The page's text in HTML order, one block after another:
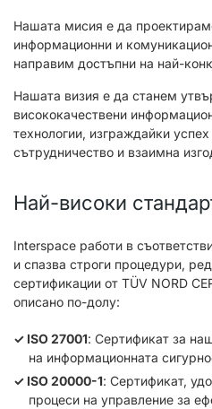
Нашата мисия е да
информационни и
направим достъпни на най-
Нашата визия е да станем
висококачествени
технологии, изграждайки
сътрудничество и взаимна
Най-високи
Interspace работи в
и спазва строги процедури,
сертификации от TÜV NORD
описано по-долу:
ISO 27001: Сертификат за
на информационната
ISO 20000-1: Сертификат,
процеси на управление за